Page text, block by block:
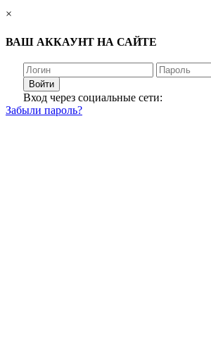
×
ВАШ АККАУНТ НА САЙТЕ
Войти
Вход через социальные сети:
Забыли пароль?